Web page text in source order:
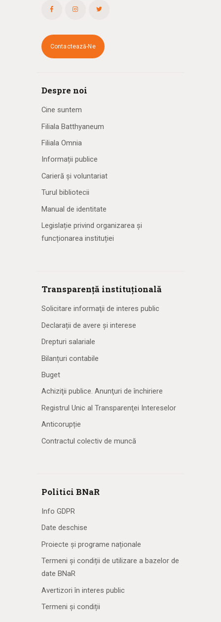
Contactează-Ne
Despre noi
Cine suntem
Filiala Batthyaneum
Filiala Omnia
Informații publice
Carieră și voluntariat
Turul bibliotecii
Manual de identitate
Legislație privind organizarea și
funcționarea instituției
Transparență instituțională
Solicitare informaţii de interes public
Declarații de avere și interese
Drepturi salariale
Bilanțuri contabile
Buget
Achiziţii publice. Anunţuri de închiriere
Registrul Unic al Transparenţei Intereselor
Anticorupție
Contractul colectiv de muncă
Politici BNaR
Info GDPR
Date deschise
Proiecte și programe naționale
Termeni și condiții de utilizare a bazelor de
date BNaR
Avertizori în interes public
Termeni și condiții